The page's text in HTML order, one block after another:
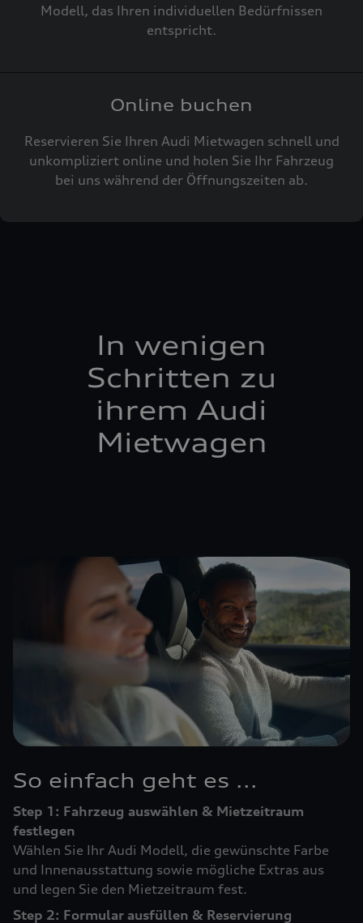
Modell, das Ihren individuellen Bedürfnissen
entspricht.
Online buchen
Reservieren Sie Ihren Audi Mietwagen schnell und
unkompliziert online und holen Sie Ihr Fahrzeug
bei uns während der Öffnungszeiten ab.
In wenigen
Schritten zu
ihrem Audi
Mietwagen
So einfach geht es ...
Step 1: Fahrzeug auswählen & Mietzeitraum
festlegen
Wählen Sie Ihr Audi Modell, die gewünschte Farbe
und Innenausstattung sowie mögliche Extras aus
und legen Sie den Mietzeitraum fest.
Step 2: Formular ausfüllen & Reservierung